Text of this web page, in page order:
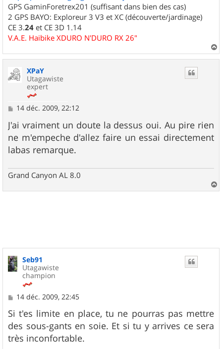
GPS GaminForetrex201 (suffisant dans bien des cas)
2 GPS BAYO: Exploreur 3 V3 et XC (découverte/jardinage)
CE 3.24 et CE 3D 1.14
V.A.E. Haibike XDURO N'DURO RX 26"
a
XPaY
Utagawiste
expert
M
s
s
a
g
e
14 déc. 2009, 22:12
J'ai vraiment un doute la dessus oui. Au pire rien
ne m'empeche d'allez faire un essai directement
labas remarque.
Grand Canyon AL 8.0
a
Seb91
Utagawiste
champion
M
s
s
a
g
e
14 déc. 2009, 22:45
Si t'es limite en place, tu ne pourras pas mettre
des sous-gants en soie. Et si tu y arrives ce sera
très inconfortable.